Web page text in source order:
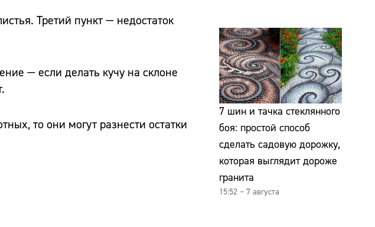
Третий пункт — недостаток
— если делать кучу на склоне
то они могут разнести остатки
7 шин и тачка стеклянного
боя: простой способ
сделать садовую дорожку,
которая выглядит дороже
гранита
15:52 – 7 августа